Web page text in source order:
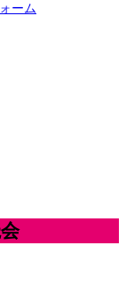
ーム